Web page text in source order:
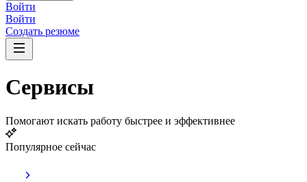
Войти
Войти
Создать резюме
Сервисы
Помогают искать работу быстрее и эффективнее
Популярное сейчас